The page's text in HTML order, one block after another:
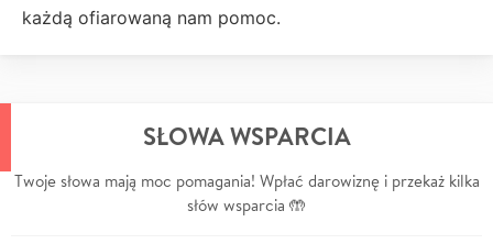
każdą ofiarowaną nam pomoc.
SŁOWA WSPARCIA
Twoje słowa mają moc pomagania! Wpłać darowiznę i przekaż kilka
słów wsparcia 🤲